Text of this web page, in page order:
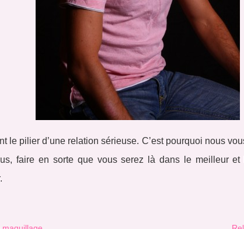
le pilier d’une relation sérieuse. C’est pourquoi nous
faire en sorte que vous serez là dans le meilleur